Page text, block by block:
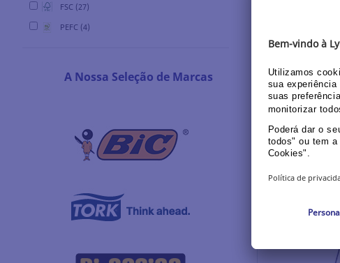
FSC (27)
PEFC (4)
A Nossa Seleção de Marcas
- 45 cm
Ref.: